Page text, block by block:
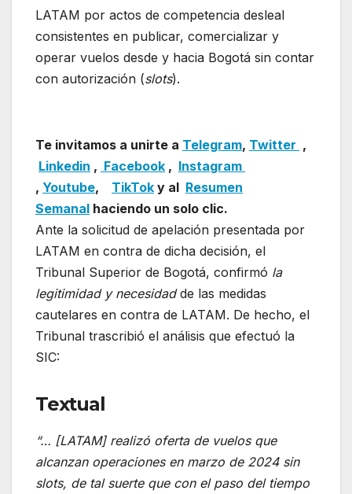
LATAM por actos de competencia desleal
consistentes en publicar, comercializar y
operar vuelos desde y hacia Bogotá sin contar
con autorización (slots).
Te invitamos a unirte a Telegram, Twitter ,
Linkedin , Facebook , Instagram
, Youtube, TikTok y al Resumen
Semanal haciendo un solo clic.
Ante la solicitud de apelación presentada por
LATAM en contra de dicha decisión, el
Tribunal Superior de Bogotá, confirmó la
legitimidad y necesidadde las medidas
cautelares en contra de LATAM. De hecho, el
Tribunal trascribió el análisis que efectuó la
SIC:
Textual
“… [LATAM] realizó oferta de vuelos que
alcanzan operaciones en marzo de 2024 sin
slots, de tal suerte que con el paso del tiempo